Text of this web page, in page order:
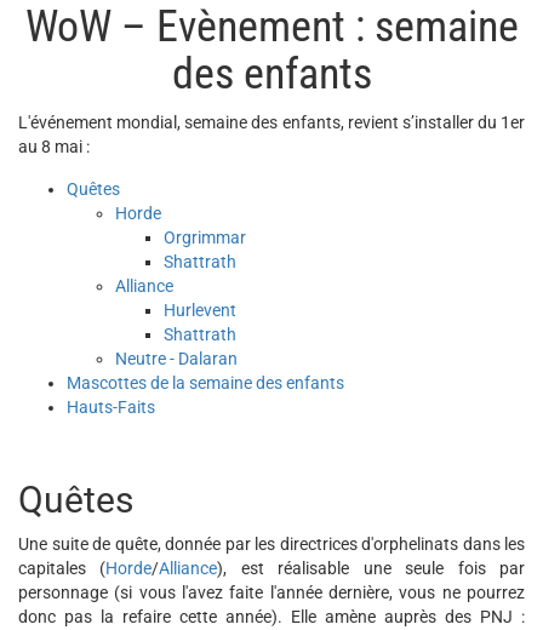
WoW – Evènement : semaine
des enfants
L'événement mondial, semaine des enfants, revient s’installer du 1er
au 8 mai :
Quêtes
Horde
Orgrimmar
Shattrath
Alliance
Hurlevent
Shattrath
Neutre - Dalaran
Mascottes de la semaine des enfants
Hauts-Faits
Quêtes
Une suite de quête, donnée par les directrices d'orphelinats dans les
capitales (Horde/Alliance), est réalisable une seule fois par
personnage (si vous l'avez faite l'année dernière, vous ne pourrez
donc pas la refaire cette année). Elle amène auprès des PNJ :